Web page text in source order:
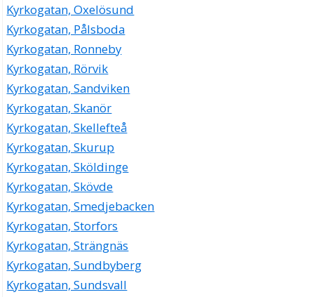
Kyrkogatan, Oxelösund
Kyrkogatan, Pålsboda
Kyrkogatan, Ronneby
Kyrkogatan, Rörvik
Kyrkogatan, Sandviken
Kyrkogatan, Skanör
Kyrkogatan, Skellefteå
Kyrkogatan, Skurup
Kyrkogatan, Sköldinge
Kyrkogatan, Skövde
Kyrkogatan, Smedjebacken
Kyrkogatan, Storfors
Kyrkogatan, Strängnäs
Kyrkogatan, Sundbyberg
Kyrkogatan, Sundsvall